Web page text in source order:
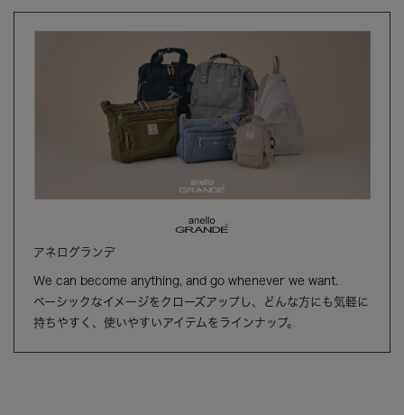
アネログランデ
We can become anything, and go whenever we want.
ベーシックなイメージをクローズアップし、どんな方にも気軽に
持ちやすく、使いやすいアイテムをラインナップ。